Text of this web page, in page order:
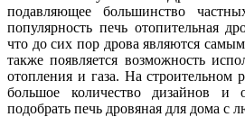
подавляющее большинство
популярность печь отопительная
что до сих пор дрова являются
также появляется возможность
отопления и газа. На строительном
большое количество дизайнов и
подобрать печь дровяная для дома с